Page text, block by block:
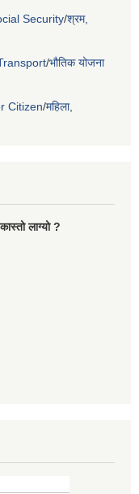
Security/श्रम,
/भौतिक योजना
Citizen/महिला,
लाग्यो ?